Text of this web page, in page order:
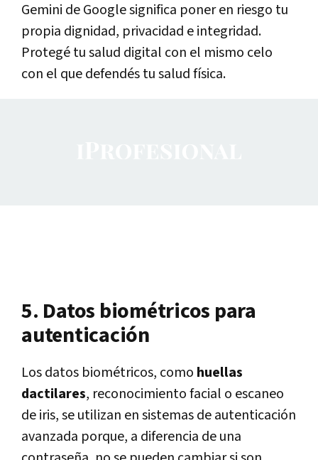
Gemini de Google significa poner en riesgo tu
propia dignidad, privacidad e integridad.
Protegé tu salud digital con el mismo celo
con el que defendés tu salud física.
5. Datos biométricos para
autenticación
Los datos biométricos, como huellas
dactilares, reconocimiento facial o escaneo
de iris, se utilizan en sistemas de autenticación
avanzada porque, a diferencia de una